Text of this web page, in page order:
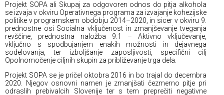
Projekt SOPA ali Skupaj za odgovoren odnos do pitja alkohola
se izvaja v okviru Operativnega programa za izvajanje kohezijske
politike v programskem obdobju 2014–2020, in sicer v okviru 9.
prednostne osi Socialna vključenost in zmanjševanje tveganja
revščine, prednostna naložba 9.1 – Aktivno vključevanje,
vključno s spodbujanjem enakih možnosti in dejavnega
sodelovanja, ter izboljšanje zaposljivosti, specifični cilj
Opolnomočenje ciljnih skupin za približevanje trga dela.
Projekt SOPA se je pričel oktobra 2016 in bo trajal do decembra
2020. Njegov osnovni namen je zmanjšati čezmerno pitje pri
odraslih prebivalcih Slovenije ter s tem preprečiti negativne